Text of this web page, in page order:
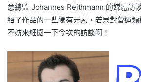
意總監 Johannes Reithmann 的媒體訪
紹了作品的一些獨有元素，若果對營運類
不妨來細閱一下今次的訪談啊！